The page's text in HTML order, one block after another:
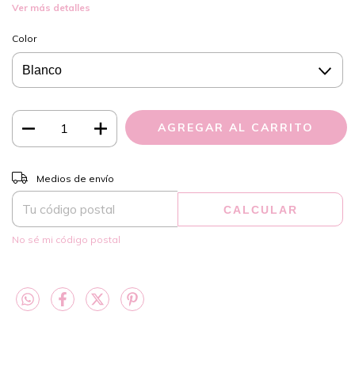
Ver más detalles
Color
Entregas para el CP:
Medios de envío
CALCULAR
No sé mi código postal